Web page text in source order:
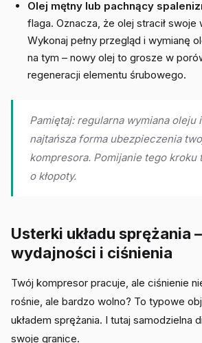
Olej mętny lub pachnący
flaga. Oznacza, że olej stracił swoje
Wykonaj pełny przegląd i wymianę
na tym – nowy olej to grosze w
regeneracji elementu śrubowego.
Pamiętaj: regularna wymiana oleju
najtańsza forma ubezpieczenia
kompresora. Pomijanie tego kroku
o kłopoty.
Usterki układu sprężania
wydajności i ciśnienia
Twój kompresor pracuje, ale ciśnienie
rośnie, ale bardzo wolno? To typowe
układem sprężania. I tutaj samodzielna
swoje granice.